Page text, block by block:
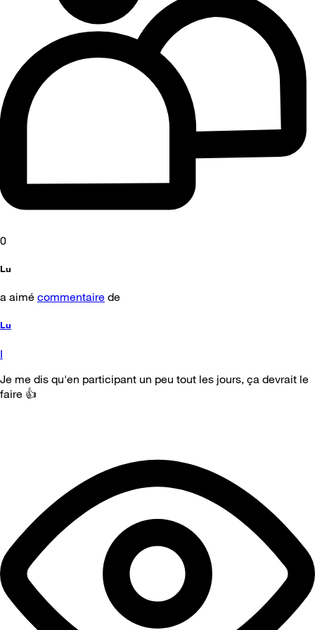
0
Lu
a aimé commentaire de
Lu
I
Je me dis qu'en participant un peu tout les jours, ça devrait le
faire 👍